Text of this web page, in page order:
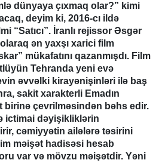
dünyaya çıxmaq olar?” kimi
deyim ki, 2016-cı ildə
“Satıcı”. İranlı rejissor Əsgər
ən yaxşı xarici film
mükafatını qazanmışdı. Film
Tehranda yeni evə
əvvəlki kirayənişinləri ilə baş
sakit xarakterli Emadın
birinə çevrilməsindən bəhs edir.
ictimai dəyişikliklərin
cəmiyyətin ailələrə təsirini
məişət hadisəsi hesab
var və mövzu məişətdir. Yəni